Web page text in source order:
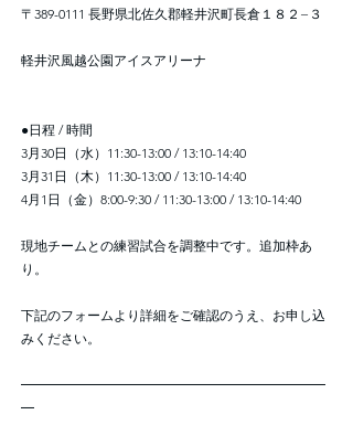
〒389-0111 長野県北佐久郡軽井沢町長倉１８２−３
軽井沢風越公園アイスアリーナ
●日程 / 時間
3月30日（水）11:30-13:00 / 13:10-14:40
3月31日（木）11:30-13:00 / 13:10-14:40
4月1日（金）8:00-9:30 / 11:30-13:00 / 13:10-14:40
現地チームとの練習試合を調整中です。追加枠あ
り。
下記のフォームより詳細をご確認のうえ、お申し込
みください。
━━━━━━━━━━━━━━━━━━━━━━━
━